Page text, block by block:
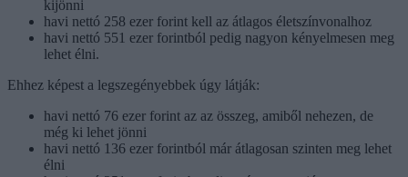
kijönni
havi nettó 258 ezer forint kell az átlagos életszínvonalhoz
havi nettó 551 ezer forintból pedig nagyon kényelmesen meg
lehet élni.
Ehhez képest a legszegényebbek úgy látják:
havi nettó 76 ezer forint az az összeg, amiből nehezen, de
még ki lehet jönni
havi nettó 136 ezer forintból már átlagosan szinten meg lehet
élni